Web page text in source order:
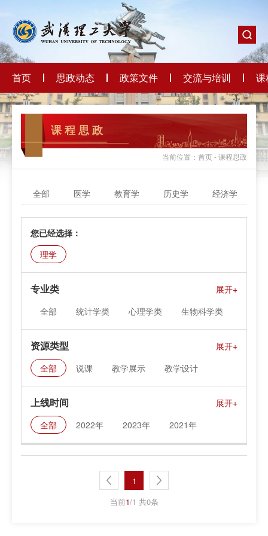
首页 思政动态 政策文件 交流与培训 课
课 程 思 政
当前位置：首页 - 课程思政
全部 医学 教育学 历史学 经济学
您已经选择：
理学
专业类
全部 统计学类 心理学类
生物科学类
大气科学类
化学类
物理学类 数学类
资源类型
全部 说课 教学展示
教学设计
上线时间
全部 2022年 2023年 2021年
1
当前1/1 共0条